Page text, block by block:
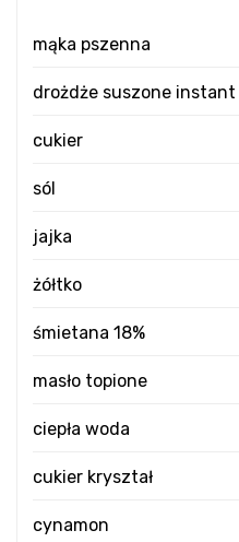
mąka pszenna
drożdże suszone instant
cukier
sól
jajka
żółtko
śmietana 18%
masło topione
ciepła woda
cukier kryształ
cynamon